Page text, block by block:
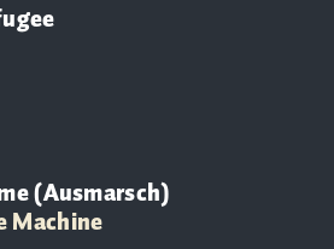
(Ausmarsch)
Machine